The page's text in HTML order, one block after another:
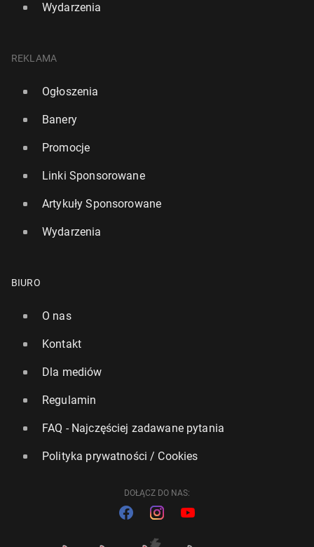
Wydarzenia
REKLAMA
Ogłoszenia
Banery
Promocje
Linki Sponsorowane
Artykuły Sponsorowane
Wydarzenia
BIURO
O nas
Kontakt
Dla mediów
Regulamin
FAQ - Najczęściej zadawane pytania
Polityka prywatności / Cookies
DOŁĄCZ DO NAS: